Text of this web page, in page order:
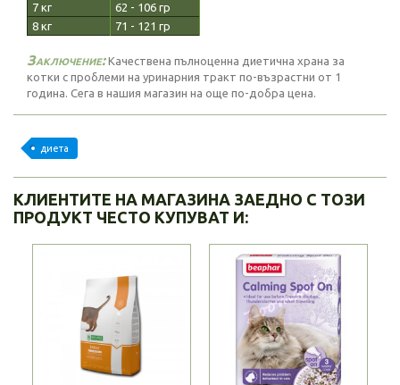
7 кг
62 - 106 гр
8 кг
71 - 121 гр
Заключение:Качествена пълноценна диетична храна за
котки с проблеми на уринарния тракт по-възрастни от 1
година. Сега в нашия магазин на още по-добра цена.
диета
КЛИЕНТИТЕ НА МАГАЗИНА ЗАЕДНО С ТОЗИ
ПРОДУКТ ЧЕСТО КУПУВАТ И: